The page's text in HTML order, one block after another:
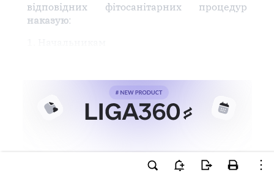
відповідних фітосанітарних процедур
наказую: